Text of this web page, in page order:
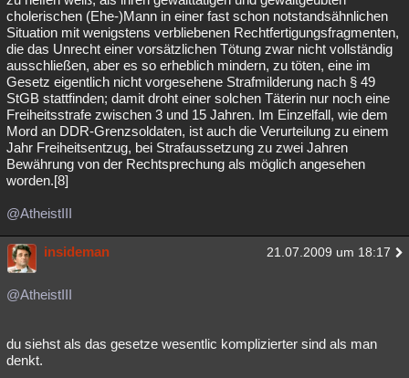
cholerischen (Ehe-)Mann in einer fast schon notstandsähnlichen
Situation mit wenigstens verbliebenen Rechtfertigungsfragmenten,
die das Unrecht einer vorsätzlichen Tötung zwar nicht vollständig
ausschließen, aber es so erheblich mindern, zu töten, eine im
Gesetz eigentlich nicht vorgesehene Strafmilderung nach § 49
StGB stattfinden; damit droht einer solchen Täterin nur noch eine
Freiheitsstrafe zwischen 3 und 15 Jahren. Im Einzelfall, wie dem
Mord an DDR-Grenzsoldaten, ist auch die Verurteilung zu einem
Jahr Freiheitsentzug, bei Strafaussetzung zu zwei Jahren
Bewährung von der Rechtsprechung als möglich angesehen
worden.[8]
@AtheistIII
insideman 21.07.2009 um 18:17
@AtheistIII
du siehst als das gesetze wesentlic komplizierter sind als man
denkt.